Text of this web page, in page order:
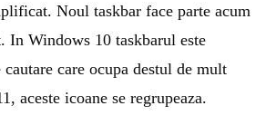
Noul taskbar face parte acum
In Windows 10 taskbarul este
care ocupa destul de mult
aceste icoane se regrupeaza.